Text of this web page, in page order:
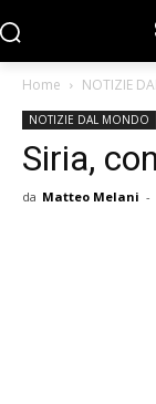
Home NOTIZIE
NOTIZIE DAL MONDO
Siria,
da Matteo Melani -